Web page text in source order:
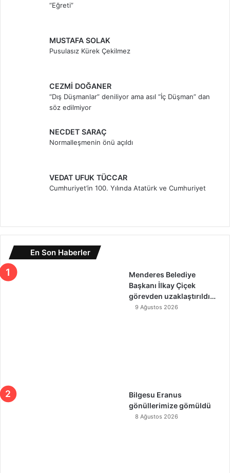
“Eğreti”
MUSTAFA SOLAK
Pusulasız Kürek Çekilmez
CEZMİ DOĞANER
“Dış Düşmanlar” deniliyor ama asıl “İç Düşman” dan
söz edilmiyor
NECDET SARAÇ
Normalleşmenin önü açıldı
VEDAT UFUK TÜCCAR
Cumhuriyet’in 100. Yılında Atatürk ve Cumhuriyet
En Son Haberler
Menderes Belediye
Başkanı İlkay Çiçek
görevden uzaklaştırıldı…
9 Ağustos 2026
Bilgesu Eranus
gönüllerimize gömüldü
8 Ağustos 2026